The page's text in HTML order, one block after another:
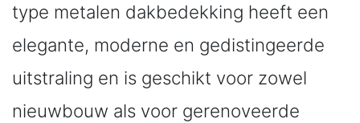
type metalen dakbedekking heeft een
elegante, moderne en gedistingeerde
uitstraling en is geschikt voor zowel
nieuwbouw als voor gerenoveerde